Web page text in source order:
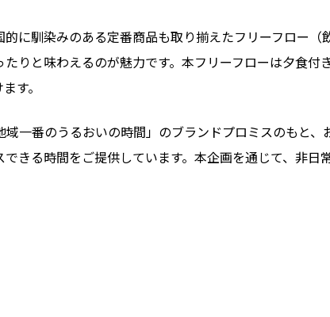
に馴染みのある定番商品も取り揃えたフリーフロー（
りと味わえるのが魅力です。本フリーフローは夕食付
す。
一番のうるおいの時間」のブランドプロミスのもと、
きる時間をご提供しています。本企画を通じて、非日